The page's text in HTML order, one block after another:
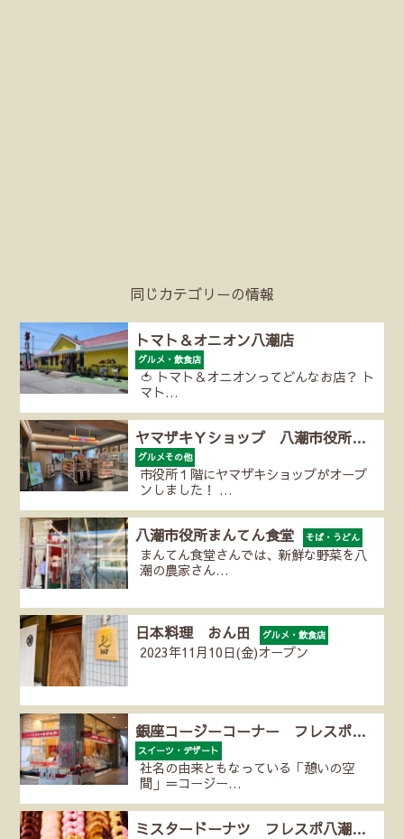
同じカテゴリーの情報
トマト＆オニオン八潮店
グルメ・飲食店
🍅 トマト＆オニオンってどんなお店？ ト
マト…
ヤマザキＹショップ 八潮市役所…
グルメその他
市役所１階にヤマザキショップがオープ
ンしました！ …
八潮市役所まんてん食堂 そば・うどん
まんてん食堂さんでは、新鮮な野菜を八
潮の農家さん…
日本料理 おん田 グルメ・飲食店
2023年11月10日(金)オープン
銀座コージーコーナー フレスポ…
スイーツ・デザート
社名の由来ともなっている「憩いの空
間」＝コージー…
ミスタードーナツ フレスポ八潮…